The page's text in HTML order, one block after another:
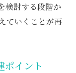
検討する段階か
ていくことが再
ポイント